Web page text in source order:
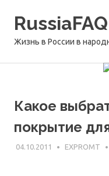
RussiaFAQ
Жизнь в России в
Какое
покрытие
04.10.2011 EXPROMT